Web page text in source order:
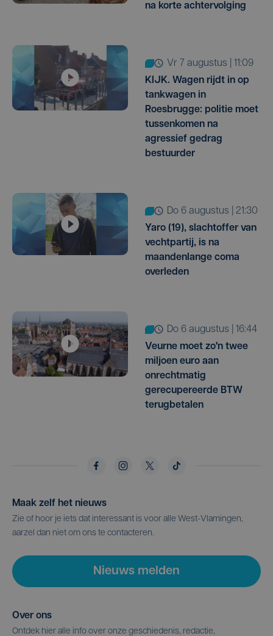
na korte achtervolging
vr 7 augustus | 11:09
KIJK. Wagen rijdt in op
tankwagen in
Roesbrugge: politie moet
tussenkomen na
agressief gedrag
bestuurder
do 6 augustus | 21:30
Yaro (19), slachtoffer van
vechtpartij, is na
maandenlange coma
overleden
do 6 augustus | 16:44
Veurne moet zo'n twee
miljoen euro aan
onrechtmatig
gerecupereerde BTW
terugbetalen
Maak zelf het nieuws
Zie of hoor je iets dat interessant is voor alle West-Vlamingen,
aarzel dan niet om ons te contacteren.
Nieuws melden
Over ons
Ontdek hier alle info over onze geschiedenis, redactie,